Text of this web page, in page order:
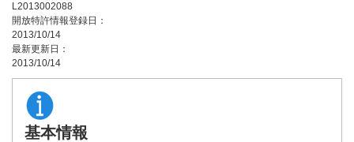
L2013002088
開放特許情報登録日：
2013/10/14
最新更新日：
2013/10/14
基本情報